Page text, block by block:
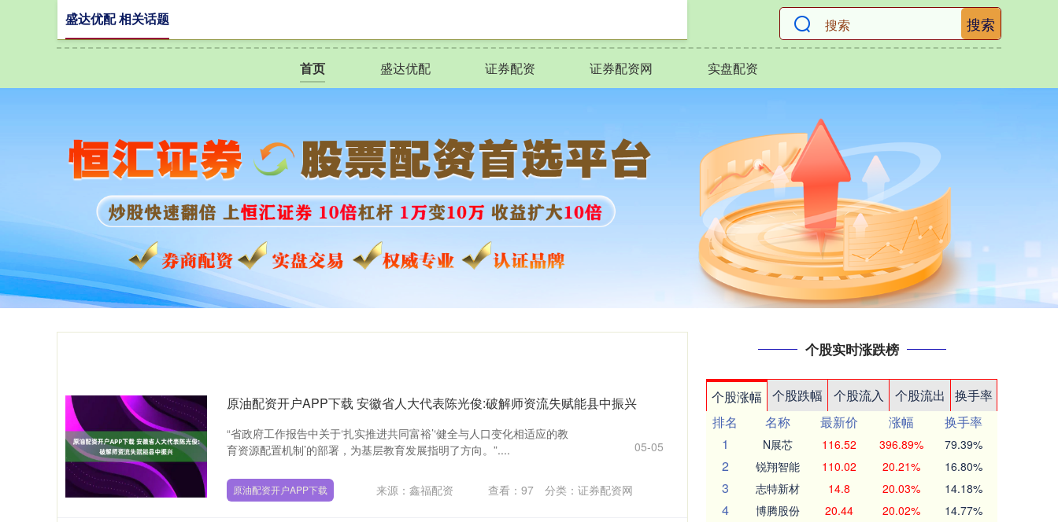
搜索
首页 盛达优配 证券配资 证券配资网 实盘配资
盛达优配 相关话题
原油配资开户APP下载 安徽省人大代表陈光俊:破解师资流失赋能县中振兴
“省政府工作报告中关于‘扎实推进共同富裕’‘健全与人口变化相适应的教
育资源配置机制’的部署，为基层教育发展指明了方向。”....
05-05
原油配资开户APP下载 来源：鑫福配资 查看： 97 分类： 证券配资网
个股实时涨跌榜
个股涨幅 个股跌幅 个股流入 个股流出
换手率
排名
名称 最新价 涨幅
换手率
1
N展芯 116.52 396.89% 79.39%
2 锐翔智能 110.02 20.21% 16.80%
3 志特新材 14.8 20.03% 14.18%
4 博腾股份 20.44 20.02% 14.77%